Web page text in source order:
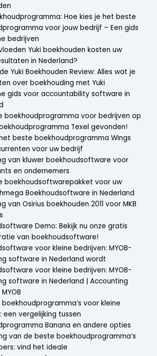
Hoe kies je het beste
voor jouw bedrijf – Een gids
bedrijven
Yuki boekhouden kosten uw
in Nederland?
Yuki Boekhouden Review: Alles wat je
over boekhouding met Yuki
gids voor accountability software in
boekhoudprogramma voor bedrijven op
Texel gevonden!
beste boekhoudprogramma Wings
voor uw bedrijf
van kluwer boekhoudsoftware voor
en ondernemers
boekhoudsoftwarepakket voor uw
Boekhoudsoftware in Nederland
van Osirius boekhouden 2011 voor MKB
Demo: Bekijk nu onze gratis
van boekhoudsoftware!
voor kleine bedrijven: MYOB-
software in Nederland wordt
voor kleine bedrijven: MYOB-
software in Nederland | Accounting
voor kleine
een vergelijking tussen
Banana en andere opties
van de beste boekhoudprogramma’s
vind het ideale